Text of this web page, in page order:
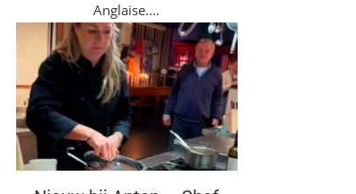
Anglaise.…
Nieuw bij Anton ~ Chef
Nadja van Joolen